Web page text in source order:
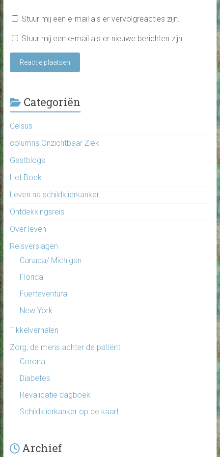
Stuur mij een e-mail als er vervolgreacties zijn.
Stuur mij een e-mail als er nieuwe berichten zijn.
Categoriën
Celsus
columns Onzichtbaar Ziek
Gastblogs
Het Boek
Leven na schildklierkanker
Ontdekkingsreis
Over leven
Reisverslagen
Canada/ Michigan
Florida
Fuerteventura
New York
Tikkelverhalen
Zorg, de mens achter de patiënt
Corona
Diabetes
Revalidatie dagboek
Schildklierkanker op de kaart
Archief